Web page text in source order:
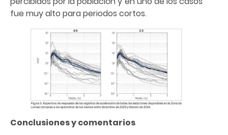
fue muy alto para periodos cortos.
Conclusiones y comentarios